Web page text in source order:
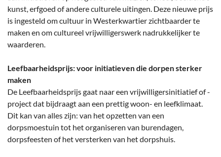
kunst, erfgoed of andere culturele uitingen. Deze nieuwe prijs
is ingesteld om cultuur in Westerkwartier zichtbaarder te
maken en om cultureel vrijwilligerswerk nadrukkelijker te
waarderen.
Leefbaarheidsprijs: voor initiatieven die dorpen sterker
maken
De Leefbaarheidsprijs gaat naar een vrijwilligersinitiatief of -
project dat bijdraagt aan een prettig woon- en leefklimaat.
Dit kan van alles zijn: van het opzetten van een
dorpsmoestuin tot het organiseren van burendagen,
dorpsfeesten of het versterken van het dorpshuis.